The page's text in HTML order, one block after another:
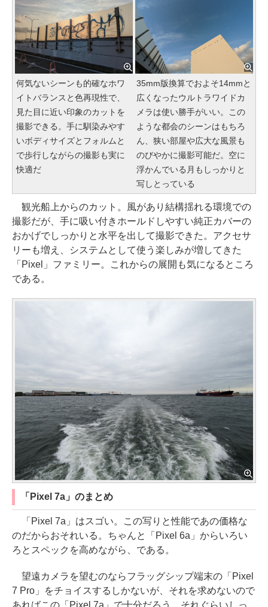
何気ないシーンも的確なホワ
イトバランスと色再現性で、
見た目に近い印象のカットを
撮影できる。手に馴染みやす
いボディサイズとフォルムと
で歩行しながらの撮影も実に
快適だ
35mm版換算でおよそ14mmと
広くなったウルトラワイドカ
メラは使い勝手がいい。この
ような都会のシーンはもちろ
ん、狭い部屋や広大な風景も
のびやかに撮影可能だ。空に
浮かんでいる月もしっかりと
写しとっている
観光船上からのカット。風があり結構揺れる環境での
撮影だが、手に吸い付きホールドしやすい純正カバーの
おかげでしっかりと水平を出して撮影できた。アクセサ
リーも増え、システムとして使う楽しみが増してきた
「Pixel」ファミリー。これからの展開も気になるところ
である。
「Pixel 7a」のまとめ
「Pixel 7a」はスゴい。この写りと性能であの価格な
のだからおそれいる。ちゃんと「Pixel 6a」からいろい
ろとスペックを高めながら、である。
望遠カメラを望むのならフラッグシップ端末の「Pixel
7 Pro」をチョイスするしかないが、それを求めないので
あればこの「Pixel 7a」で十分だろう。それぐらいしっ